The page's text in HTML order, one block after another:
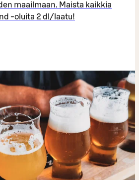
maailmaan. Maista kaikkia
-oluita 2 dl/laatu!